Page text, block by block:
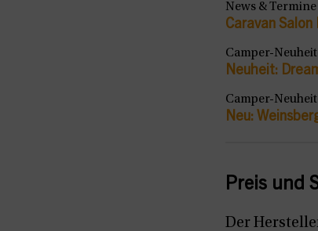
News & Termine
Caravan
Camper-
Neuheit:
Camper-
Neu:
Preis und
Der